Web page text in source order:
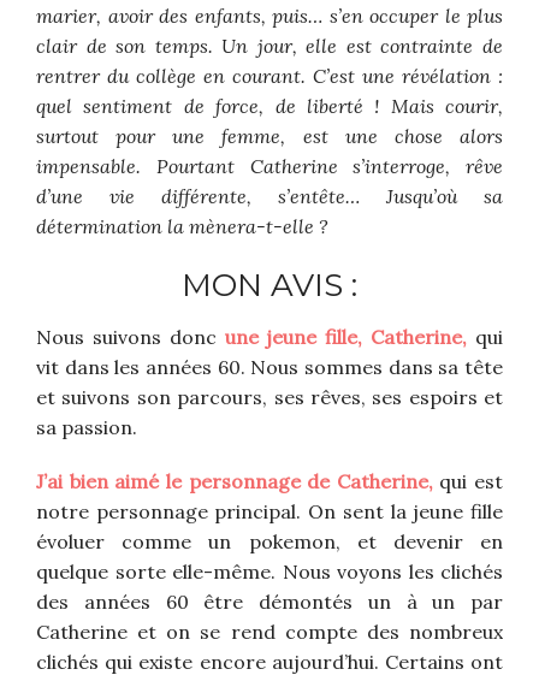
marier, avoir des enfants, puis… s’en occuper le plus
clair de son temps. Un jour, elle est contrainte de
rentrer du collège en courant. C’est une révélation :
quel sentiment de force, de liberté ! Mais courir,
surtout pour une femme, est une chose alors
impensable. Pourtant Catherine s’interroge, rêve
d’une vie différente, s’entête… Jusqu’où sa
détermination la mènera-t-elle ?
MON AVIS :
Nous suivons donc une jeune fille, Catherine, qui
vit dans les années 60. Nous sommes dans sa tête
et suivons son parcours, ses rêves, ses espoirs et
sa passion.
J’ai bien aimé le personnage de Catherine, qui est
notre personnage principal. On sent la jeune fille
évoluer comme un pokemon, et devenir en
quelque sorte elle-même. Nous voyons les clichés
des années 60 être démontés un à un par
Catherine et on se rend compte des nombreux
clichés qui existe encore aujourd’hui. Certains ont